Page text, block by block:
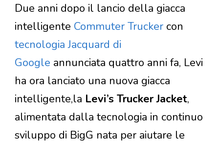
Due anni dopo il lancio della giacca
intelligente Commuter Trucker con
tecnologia Jacquard di
Google annunciata quattro anni fa, Levi
ha ora lanciato una nuova giacca
intelligente,la Levi’s Trucker Jacket,
alimentata dalla tecnologia in continuo
sviluppo di BigG nata per aiutare le